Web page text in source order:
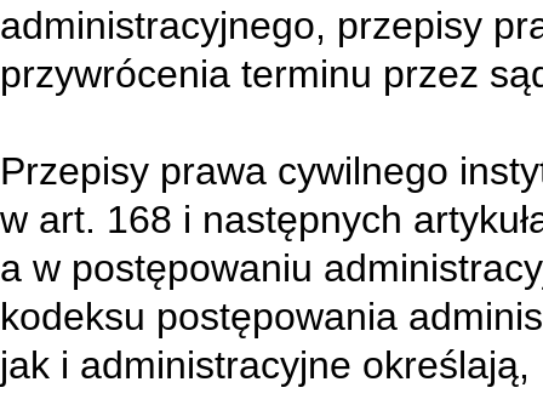
administracyjnego, przepisy
przywrócenia terminu przez
Przepisy prawa cywilnego
w art. 168 i następnych
a w postępowaniu
kodeksu postępowania
jak i administracyjne